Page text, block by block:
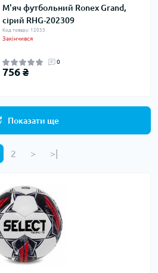
М'яч футбольний Ronex Grand,
сірий RHG-202309
Код товару: 12033
Закінчився
0
756 ₴
Показати ще
2 > >|